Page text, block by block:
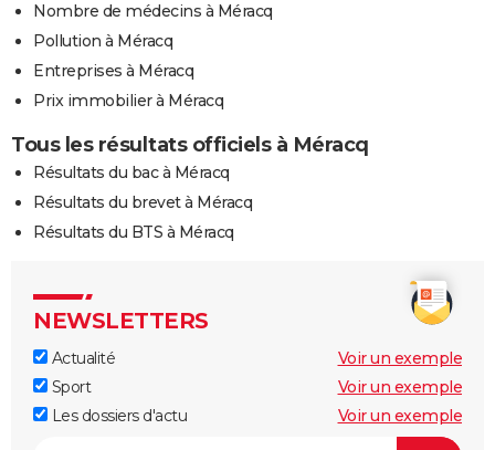
Nombre de médecins à Méracq
Pollution à Méracq
Entreprises à Méracq
Prix immobilier à Méracq
Tous les résultats officiels à Méracq
Résultats du bac à Méracq
Résultats du brevet à Méracq
Résultats du BTS à Méracq
NEWSLETTERS
Actualité
Voir un exemple
Sport
Voir un exemple
Les dossiers d'actu
Voir un exemple